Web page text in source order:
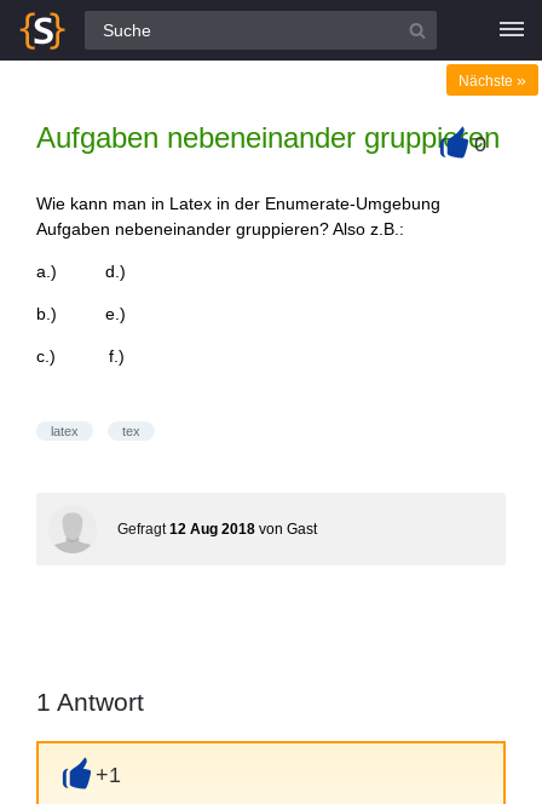
Alle Fragen
Aufgaben nebeneinander gruppieren
Nächste »
0
Wie kann man in Latex in der Enumerate-Umgebung
Aufgaben nebeneinander gruppieren? Also z.B.:
a.) d.)
b.) e.)
c.) f.)
latex tex
Gefragt 12 Aug 2018 von Gast
1 Antwort
+1